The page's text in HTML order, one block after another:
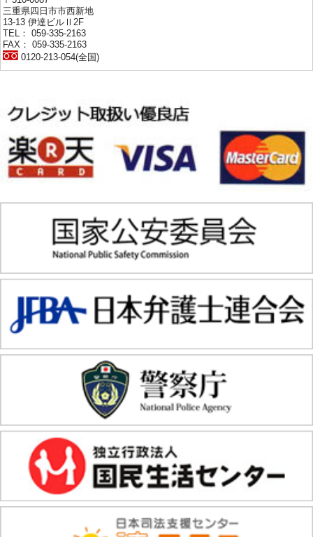
三重県四日市市西新地
13-13 伊達ビルⅡ2F
TEL： 059-335-2163
FAX： 059-335-2163
0120-213-054(全国)